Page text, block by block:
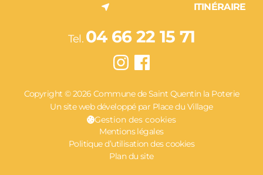
ITINÉRAIRE
Tel. 04 66 22 15 71
Copyright © 2026 Commune de Saint Quentin la Poterie
Un site web développé par Place du Village
Gestion des cookies
Mentions légales
Politique d’utilisation des cookies
Plan du site